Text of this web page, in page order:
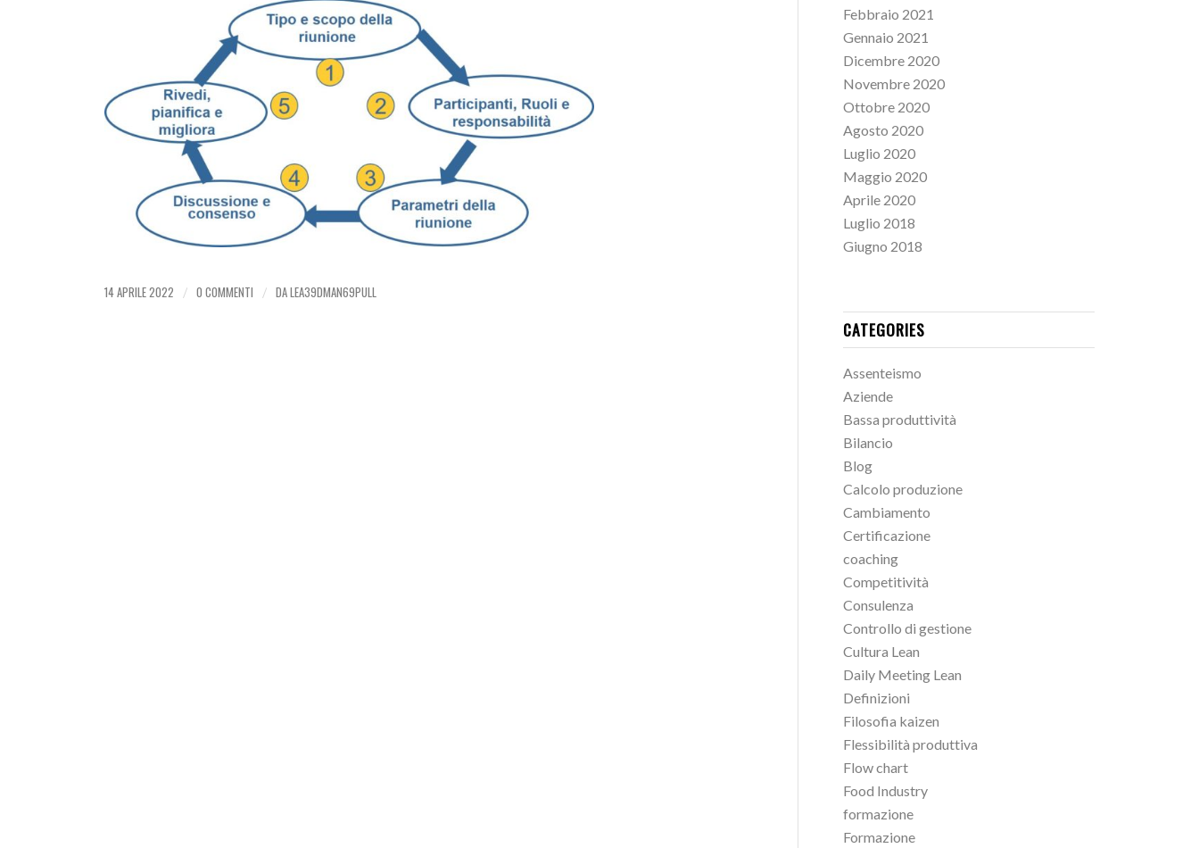
14 APRILE 2022 / 0 COMMENTI / DALEA39DMAN69PULL
Febbraio 2021
Gennaio 2021
Dicembre 2020
Novembre 2020
Ottobre 2020
Agosto 2020
Luglio 2020
Maggio 2020
Aprile 2020
Luglio 2018
Giugno 2018
CATEGORIES
Assenteismo
Aziende
Bassa produttività
Bilancio
Blog
Calcolo produzione
Cambiamento
Certificazione
coaching
Competitività
Consulenza
Controllo di gestione
Cultura Lean
Daily Meeting Lean
Definizioni
Filosofia kaizen
Flessibilità produttiva
Flow chart
Food Industry
formazione
Formazione